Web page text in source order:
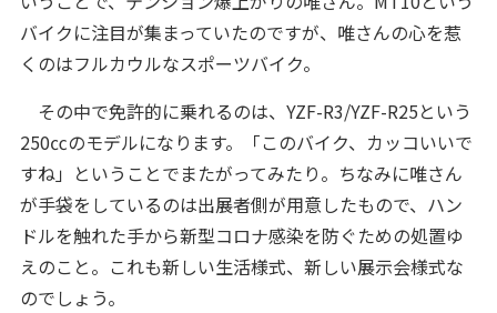
バイクに注目が集まっていたのですが、唯さんの心を惹
くのはフルカウルなスポーツバイク。
その中で免許的に乗れるのは、YZF-R3/YZF-R25という
250㏄のモデルになります。「このバイク、カッコいいで
すね」ということでまたがってみたり。ちなみに唯さん
が手袋をしているのは出展者側が用意したもので、ハン
ドルを触れた手から新型コロナ感染を防ぐための処置ゆ
えのこと。これも新しい生活様式、新しい展示会様式な
のでしょう。